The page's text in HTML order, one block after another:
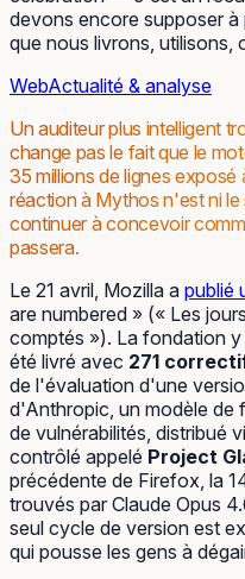
devons encore supposer
que nous livrons, utilisons,
WebActualité & analyse
Un auditeur plus intelligent
change pas le fait que le
35 millions de lignes
réaction à Mythos n'est ni
continuer à concevoir
passera.
Le 21 avril, Mozilla a publié
are numbered » (« Les
comptés »). La fondation
été livré avec 271
de l'évaluation d'une
d'Anthropic, un modèle de
de vulnérabilités, distribué
contrôlé appelé Project
précédente de Firefox, la
trouvés par Claude Opus
seul cycle de version est
qui pousse les gens à